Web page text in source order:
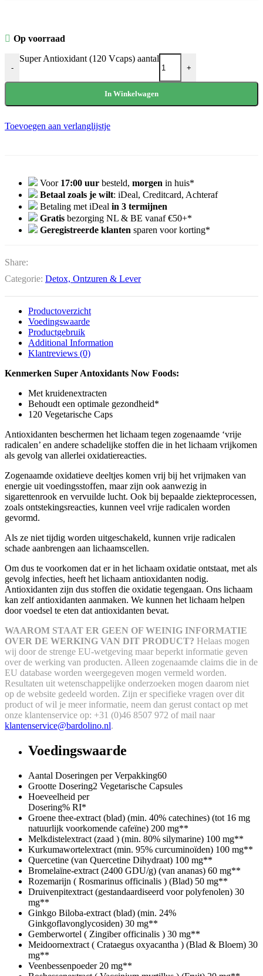
Op voorraad
-
Super Antioxidant (120 Vcaps) aantal
+
In Winkelwagen
Toevoegen aan verlanglijstje
Voor 17:00 uur besteld, morgen in huis*
Betaal zoals je wilt: iDeal, Creditcard, Achteraf
Betaling met iDeal in 3 termijnen
Gratis bezorging NL & BE vanaf €50+*
Geregistreerde klanten sparen voor korting*
Share:
Categorie: Detox, Ontzuren & Lever
Productoverzicht
Voedingswaarde
Productgebruik
Additional Information
Klantreviews (0)
Kenmerken Super Antoxidants Now Foods:
Met kruidenextracten
Behoudt een optimale gezondheid*
120 Vegetarische Caps
Antioxidanten beschermen het lichaam tegen zogenaamde ‘vrije
radicalen’ en andere schadelijke stoffen die in het lichaam vrijkomen
als gevolg van allerlei oxidatiereacties.
Zogenaamde oxidatieve deeltjes komen vrij bij het vrijmaken van
energie uit voedingsstoffen, maar zijn ook aanwezig in
sigarettenrook en vervuilde lucht. Ook bij bepaalde ziekteprocessen,
zoals ontstekingsreacties, kunnen veel vrije radicalen worden
gevormd.
Als ze niet tijdig worden uitgeschakeld, kunnen vrije radicalen
schade aanbrengen aan lichaamscellen.
Om dus te voorkomen dat er in het lichaam oxidatie ontstaat, met als
gevolg infecties, heeft het lichaam antioxidanten nodig.
Antioxidanten zijn dus stoffen die oxidatie tegengaan. Ons lichaam
kan zelf antioxidanten aanmaken. We kunnen het lichaam helpen
door voedsel te eten dat antioxidanten bevat.
WAAROM STAAT ER GEEN OF WEINIG INFORMATIE
OVER DE WERKING VAN DIT PRODUCT? Helaas mogen
wij door de strenge EU-wetgeving maar beperkt informatie geven
over de werking van producten. Alleen zogenaamde claims die in de
EU database worden weergegeven mogen vermeld worden.
Resultaten uit wetenschappelijke onderzoeken mogen daarom niet
op de website gedeeld worden. Zijn er specifieke vragen over dit
product of wil je meer informatie, neem dan gerust contact op met
onze klantenservice op: +31 (0)46 8507 972 of mail naar
klantenservice@bardolino.nl.
Voedingswaarde
Aantal Doseringen per Verpakking60
Grootte Dosering2 Vegetarische Capsules
Hoeveelheid per
Dosering% RI*
Groene thee-extract (blad) (min. 40% catechines) (tot 16 mg
natuurlijk voorkomende cafeïne) 200 mg**
Melkdistelextract (zaad ) (min. 80% silymarine) 100 mg**
Kurkumawortelextract (min. 95% curcuminoïden) 100 mg**
Quercetine (van Quercetine Dihydraat) 100 mg**
Bromelaïne-extract (2400 GDU/g) (van ananas) 60 mg**
Rozemarijn ( Rosmarinus officinalis ) (Blad) 50 mg**
Druivenpitextract (gestandaardiseerd voor polyfenolen) 30
mg**
Ginkgo Biloba-extract (blad) (min. 24%
Ginkgoflavonglycosiden) 30 mg**
Gemberwortel ( Zingiber officinalis ) 30 mg**
Meidoornextract ( Crataegus oxyacantha ) (Blad & Bloem) 30
mg**
Veenbessenpoeder 20 mg**